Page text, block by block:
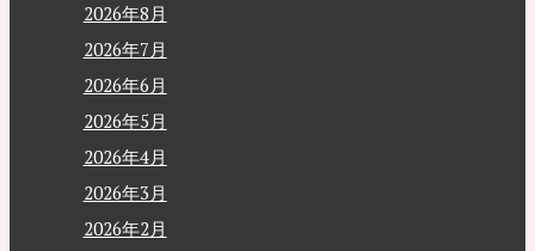
2026年8月
2026年7月
2026年6月
2026年5月
2026年4月
2026年3月
2026年2月